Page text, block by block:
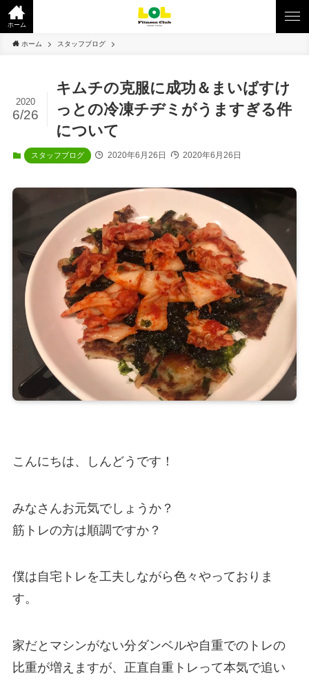
ホーム
ホーム スタッフブログ
キムチの克服に成功＆まいばすけ
っとの冷凍チヂミがうますぎる件
について
2020
6/26
スタッフブログ 2020年6月26日 2020年6月26日
こんにちは、しんどうです！
みなさんお元気でしょうか？
筋トレの方は順調ですか？
僕は自宅トレを工夫しながら色々やっておりま
す。
家だとマシンがない分ダンベルや自重でのトレの
比重が増えますが、正直自重トレって本気で追い